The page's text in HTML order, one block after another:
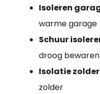
Isoleren
warme garage
Schuur
droog bewaren
Isolatie zolder
zolder